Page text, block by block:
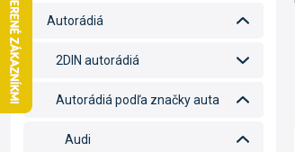
a
n
e
l
Autorádiá
2DIN autorádiá
Autorádiá podľa značky auta
Audi